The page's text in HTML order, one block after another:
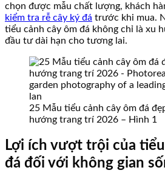
chọn được mẫu chất lượng, khách
kiểm tra rễ cây ký đá trước khi mua.
tiểu cảnh cây ôm đá không chỉ là xu
đầu tư dài hạn cho tương lai.
25 Mẫu tiểu cảnh cây ôm đá
hướng trang trí 2026 – Hình 1
Lợi ích vượt trội của
đá đối với không gian